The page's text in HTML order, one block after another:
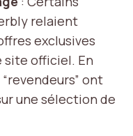
relaient
exclusives
site officiel. En
ont
une sélection de